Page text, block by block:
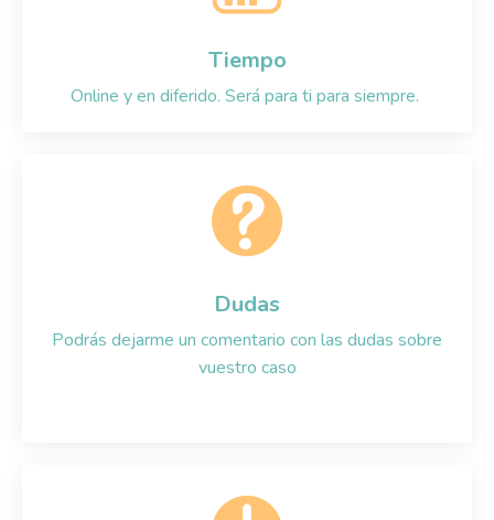
Tiempo
Online y en diferido. Será para ti para siempre.
Dudas
Podrás dejarme un comentario con las dudas sobre
vuestro caso